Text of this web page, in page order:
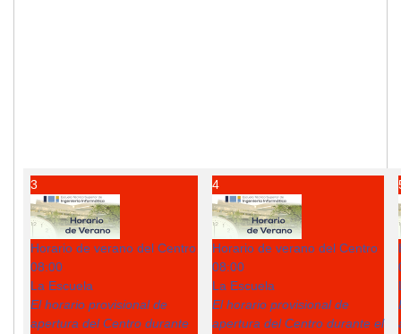
3
Horario de verano del Centro
08:00
La Escuela
El horario provisional de
apertura del Centro durante
4
Horario de verano del Centro
08:00
La Escuela
El horario provisional de
apertura del Centro durante el